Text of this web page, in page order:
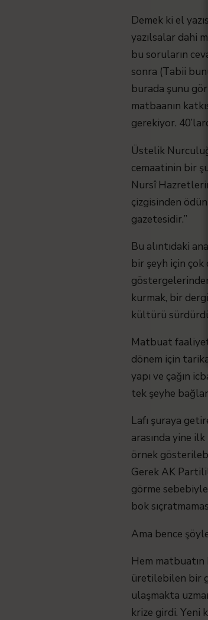
Demek ki el
yazılsalar dahi
bu soruların
sonra (Tabii
burada şunu
matbaanın
gerekiyor.
Üstelik
cemaatinin bir
Nursî
çizgisinden
gazetesidir.”
Bu alıntıdaki
bir şeyh için
kurmak, bir
kültürü
Matbuat
dönem için
yapı ve çağın
tek şeyhe
Lafı şuraya
arasında yine
örnek
Gerek AK
görme
bok
Ama bence
Hem
üretilebilen bir
ulaşmakta
krize girdi. Yeni